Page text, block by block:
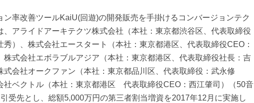
ン率改善ツールKaiU(回遊)の開発販売を手掛けるコンバージョンテク
、アライドアーキテクツ株式会社（本社：東京都渋谷区、代表取締役
秀）、株式会社エースタート（本社：東京都港区、代表取締役CEO：
株式会社エボラブルアジア（本社：東京都港区、代表取締役社長：吉
式会社オークファン（本社：東京都品川区、代表取締役：武永修
社ベクトル（本社：東京都港区 代表取締役CEO：西江肇司）（50音
受先とし、総額5,000万円の第三者割当増資を2017年12月に実施し